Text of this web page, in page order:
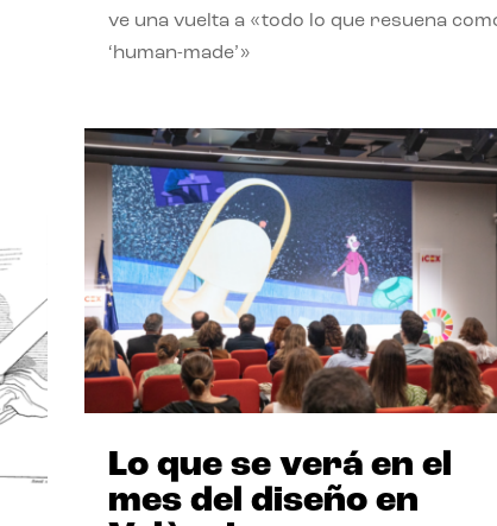
ve una vuelta a «todo lo que resuena
‘human-made’»
Lo que se verá en el
mes del diseño en